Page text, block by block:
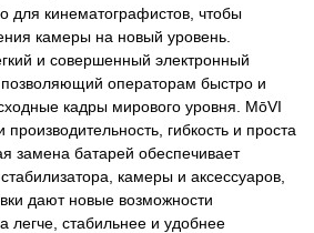
для кинематографистов, чтобы
камеры на новый уровень.
и совершенный электронный
операторам быстро и
кадры мирового уровня. MōVI
гибкость и проста
замена батарей обеспечивает
камеры и аксессуаров,
дают новые возможности
легче, стабильнее и удобнее